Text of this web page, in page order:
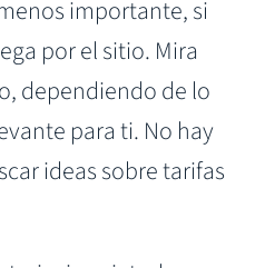
importante, si
por el sitio. Mira
dependiendo de lo
para ti. No hay
ideas sobre tarifas